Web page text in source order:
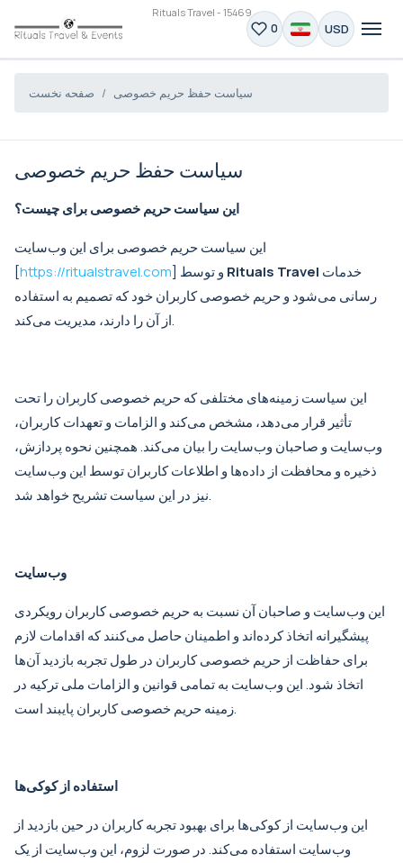
Rituals Travel - 15469
0 USD
صفحه نخست سیاست حفظ حریم خصوصی
سیاست حفظ حریم خصوصی
این سیاست حریم خصوصی برای چیست؟
این سیاست حریم خصوصی برای این وب‌سایت
[https://ritualstravel.com ] و توسط Rituals Travel
رسانی می‌شود و حریم خصوصی کاربران خود که تصمیم به استفاده
از آن را دارند، مدیریت می‌کند.
این سیاست زمینه‌های مختلفی که حریم خصوصی کاربران را تحت
تأثیر قرار می‌دهد، مشخص می‌کند و الزامات و تعهدات کاربران،
وب‌سایت و صاحبان وب‌سایت را بیان می‌کند. همچنین نحوه پردازش،
ذخیره و محافظت از داده‌ها و اطلاعات کاربران توسط این وب‌سایت
نیز در این سیاست تشریح خواهد شد.
وب‌سایت
این وب‌سایت و صاحبان آن نسبت به حریم خصوصی کاربران رویکردی
پیشگیرانه اتخاذ کرده‌اند و اطمینان حاصل می‌کنند که اقدامات لازم
برای حفاظت از حریم خصوصی کاربران در طول تجربه بازدید آن‌ها
اتخاذ شود. این وب‌سایت به تمامی قوانین و الزامات ملی ترکیه در
زمینه حریم خصوصی کاربران پایبند است.
استفاده از کوکی‌ها
این وب‌سایت از کوکی‌ها برای بهبود تجربه کاربران در حین بازدید از
وب‌سایت استفاده می‌کند. در صورت لزوم، این وب‌سایت از یک